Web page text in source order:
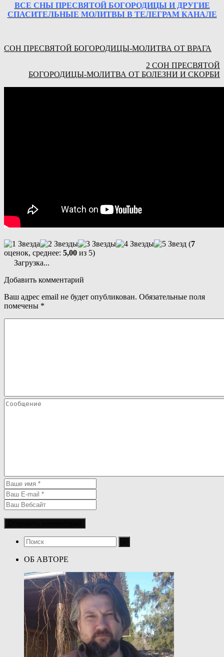
ВСЕ СНЫ ПРЕСВЯТОЙ БОГОРОДИЦЫ И ДРУГИЕ
СПАСИТЕЛЬНЫЕ МОЛИТВЫ В ТЕЛЕГРАМ КАНАЛЕ
СОН ПРЕСВЯТОЙ БОГОРОДИЦЫ-МОЛИТВА ОТ ВРАГА
2 СОН ПРЕСВЯТОЙ
БОГОРОДИЦЫ-МОЛИТВА ОТ БОЛЕЗНИ И СКОРБИ
(7
оценок, среднее: 5,00 из 5)
Загрузка...
Добавить комментарий
Ваш адрес email не будет опубликован. Обязательные поля
помечены *
ОБ АВТОРЕ